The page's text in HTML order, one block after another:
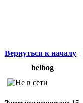
Вернуться к началу
belbog